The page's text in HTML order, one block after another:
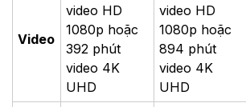
Video
video HD
1080p hoặc
392 phút
video 4K
UHD
video HD
1080p hoặc
894 phút
video 4K
UHD